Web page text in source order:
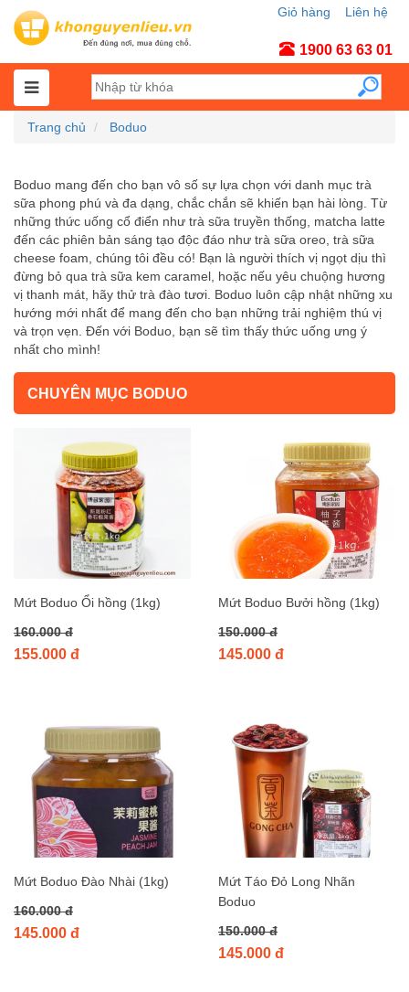
Liên hệ
Giỏ hàng
1900 63 63 01
Trang chủ Boduo
Boduo mang đến cho bạn vô số sự lựa chọn với danh mục trà
sữa phong phú và đa dạng, chắc chắn sẽ khiến bạn hài lòng. Từ
những thức uống cổ điển như trà sữa truyền thống, matcha latte
đến các phiên bản sáng tạo độc đáo như trà sữa oreo, trà sữa
cheese foam, chúng tôi đều có! Bạn là người thích vị ngọt dịu thì
đừng bỏ qua trà sữa kem caramel, hoặc nếu yêu chuộng hương
vị thanh mát, hãy thử trà đào tươi. Boduo luôn cập nhật những xu
hướng mới nhất để mang đến cho bạn những trải nghiệm thú vị
và trọn vẹn. Đến với Boduo, bạn sẽ tìm thấy thức uống ưng ý
nhất cho mình!
CHUYÊN MỤC BODUO
Mứt Boduo Ổi hồng (1kg)
160.000 đ
155.000 đ
Mứt Boduo Bưởi hồng (1kg)
150.000 đ
145.000 đ
Mứt Boduo Đào Nhài (1kg)
160.000 đ
145.000 đ
Mứt Táo Đỏ Long Nhãn
Boduo
150.000 đ
145.000 đ